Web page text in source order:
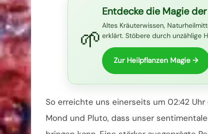
🌱
Entdecke die Magie
Altes Kräuterwissen,
erklärt. Stöbere durch unzählige
Zur Heilpflanzen Magie →
So erreichte uns einerseits um 02:42
Mond und Pluto, dass unser